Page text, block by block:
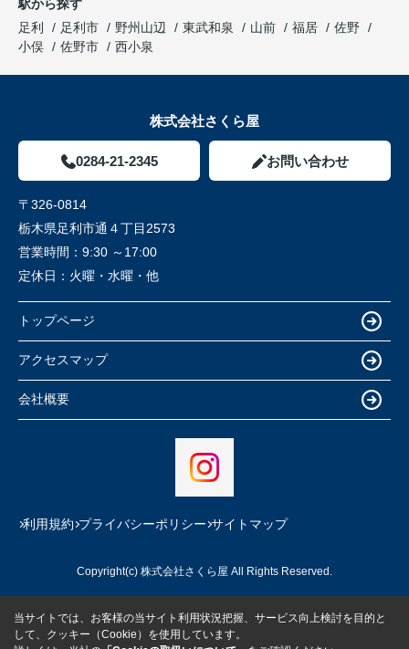
駅から探す
足利
足利市 野州山辺 東武和泉 山前 福居
佐野
小俣
佐野市 西小泉
株式会社さくら屋
0284-21-2345 お問い合わせ
〒326-0814
栃木県足利市通４丁目2573
営業時間： 9:30 ～17:00
定休日： 火曜・水曜・他
トップページ
アクセスマップ
会社概要
利用規約 プライバシーポリシー サイトマップ
Copyright(c) 株式会社さくら屋 All Rights Reserved.
当サイトでは、お客様の当サイト利用状況把握、サービス向上検討を目的と
して、クッキー（Cookie）を使用しています。